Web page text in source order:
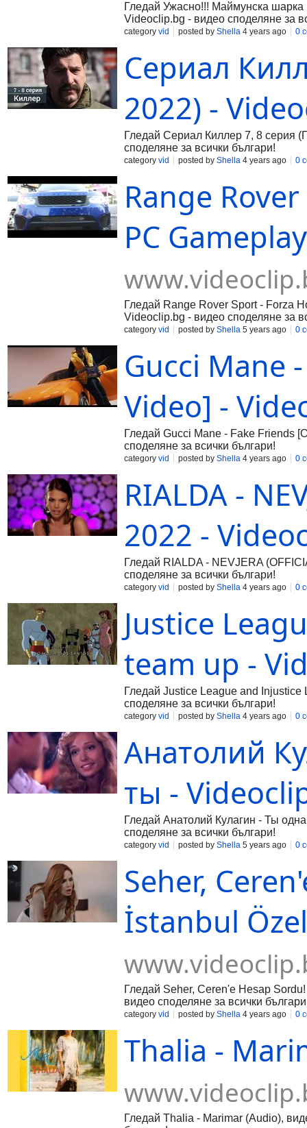
Гледай Ужасно!!! Маймунска шарка
Videoclip.bg - видео споделяне за
category vid posted by Shella 4 years ago 0
Сериал
2022) -
Гледай Сериал Киллер 7, 8 серия
споделяне за всички българи!
category vid posted by Shella 4 years ago 0
Range
PC
Гледай Range Rover Sport - Forza
Videoclip.bg - видео споделяне за
category vid posted by Shella 5 years ago 0
Gucci Mane
Video] -
Гледай Gucci Mane - Fake Friends
споделяне за всички българи!
category vid posted by Shella 4 years ago 0
RIALDA -
2022 -
Гледай RIALDA - NEVJERA
споделяне за всички българи!
category vid posted by Shella 4 years ago 0
Justice
team up -
Гледай Justice League and
споделяне за всички българи!
category vid posted by Shella 4 years ago 0
Анатолий
ты -
Гледай Анатолий Кулагин - Ты
споделяне за всички българи!
category vid posted by Shella 5 years ago 0
Seher,
İstanbul
Гледай Seher, Ceren'e Hesap
видео споделяне за всички
category vid posted by Shella 4 years ago 0
Thalia -
Гледай Thalia - Marimar (Audio),